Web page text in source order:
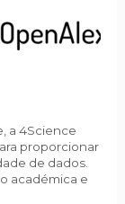
a 4Science
proporcionar
de dados.
académica e